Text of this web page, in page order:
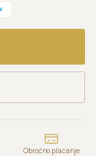
Obročno plaćanje